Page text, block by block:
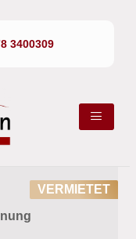
3400309
VERMIETET